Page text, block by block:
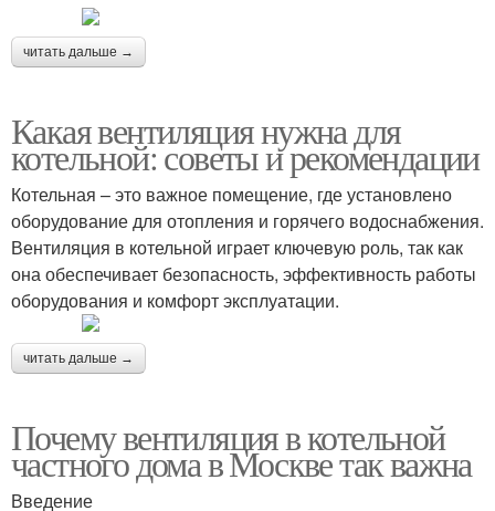
читать дальше →
Какая вентиляция нужна для
котельной: советы и рекомендации
Котельная – это важное помещение, где установлено
оборудование для отопления и горячего водоснабжения.
Вентиляция в котельной играет ключевую роль, так как
она обеспечивает безопасность, эффективность работы
оборудования и комфорт эксплуатации.
читать дальше →
Почему вентиляция в котельной
частного дома в Москве так важна
Введение